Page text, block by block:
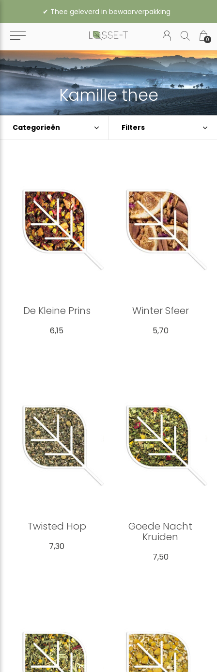
0
Kamille thee
Categorieën Filters
De Kleine Prins
6,15
Winter Sfeer
5,70
Twisted Hop
7,30
Goede Nacht
Kruiden
7,50